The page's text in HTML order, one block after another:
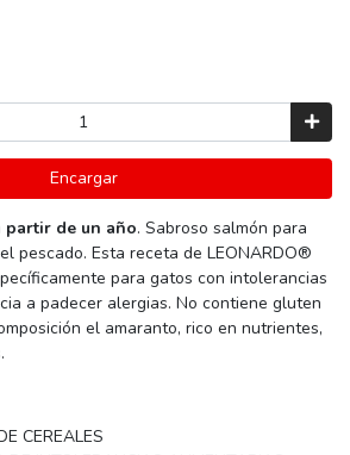
Encargar
partir de un año. Sabroso salmón para
pescado. Esta receta de LEONARDO®
para gatos con intolerancias
a padecer alergias. No contiene gluten
el amaranto, rico en nutrientes,
CEREALES